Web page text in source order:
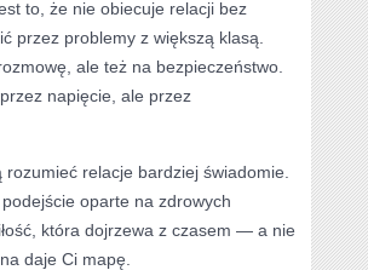
to, że nie obiecuje relacji bez
przez problemy z większą klasą.
ale też na bezpieczeństwo.
napięcie, ale przez
relacje bardziej świadomie.
oparte na zdrowych
która dojrzewa z czasem — a nie
daje Ci mapę.